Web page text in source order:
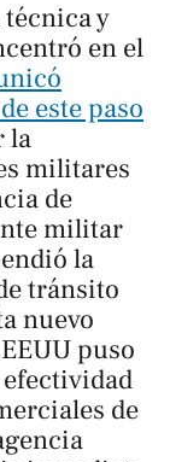
y
en el
este paso
la
militares
de
militar
la
tránsito
nuevo
puso
de